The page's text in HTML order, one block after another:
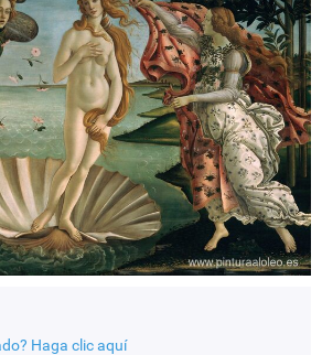
Haga clic aquí